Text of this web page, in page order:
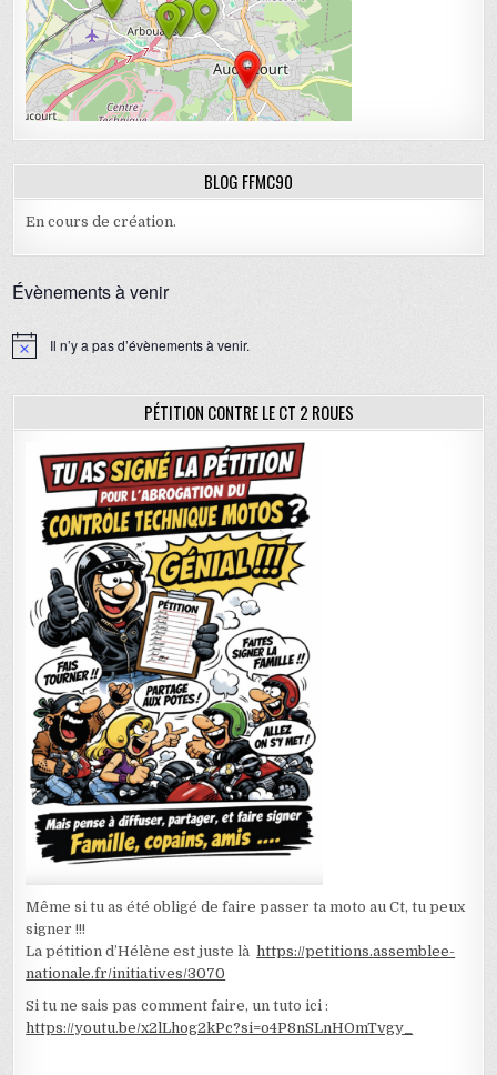
BLOG FFMC90
En cours de création.
Évènements à venir
N
Il n’y a pas d’évènements à venir.
PÉTITION CONTRE LE CT 2 ROUES
Même si tu as été obligé de faire passer ta moto au Ct, tu peux
signer !!!
La pétition d’Hélène est juste làhttps://petitions.assemblee-
nationale.fr/initiatives/3070
Si tu ne sais pas comment faire, un tuto ici :
https://youtu.be/x2lLhog2kPc?si=o4P8nSLnHOmTvgy_